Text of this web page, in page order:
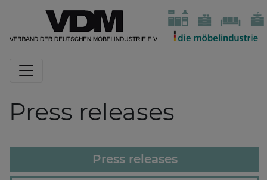
Press releases
Press releases